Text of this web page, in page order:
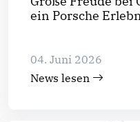
ein Porsche
04. Juni 2026
News lesen